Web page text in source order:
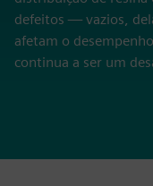
defeitos — vazios,
afetam o
continua a ser um